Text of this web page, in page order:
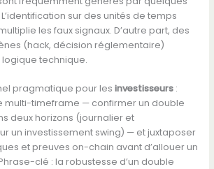
sur des unités de temps
les faux signaux. D’autre part, des
(hack, décision réglementaire)
technique.
pragmatique pour les investisseurs:
multi-timeframe — confirmer un double
deux horizons (journalier et
un investissement swing) — et juxtaposer
et preuves on-chain avant d’allouer un
clé : la robustesse d’un double